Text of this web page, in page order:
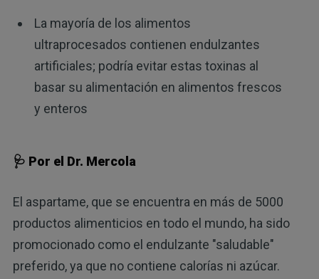
La mayoría de los alimentos
ultraprocesados ​​contienen endulzantes
artificiales; podría evitar estas toxinas al
basar su alimentación en alimentos frescos
y enteros
🩺 Por el Dr. Mercola
El aspartame, que se encuentra en más de 5000
productos alimenticios en todo el mundo, ha sido
promocionado como el endulzante "saludable"
preferido, ya que no contiene calorías ni azúcar.